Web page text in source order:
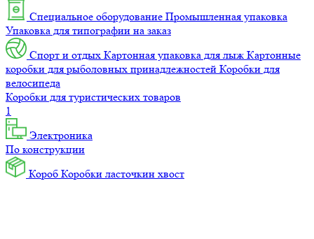
Специальное оборудование Промышленная упаковка
Упаковка для типографии на заказ
Спорт и отдых Картонная упаковка для лыж Картонные
коробки для рыболовных принадлежностей Коробки для
велосипеда
Коробки для туристических товаров
1
Электроника
По конструкции
Короб Коробки ласточкин хвост